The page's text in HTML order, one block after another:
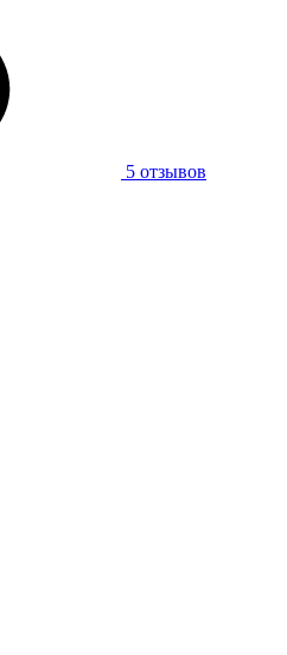
5 отзывов